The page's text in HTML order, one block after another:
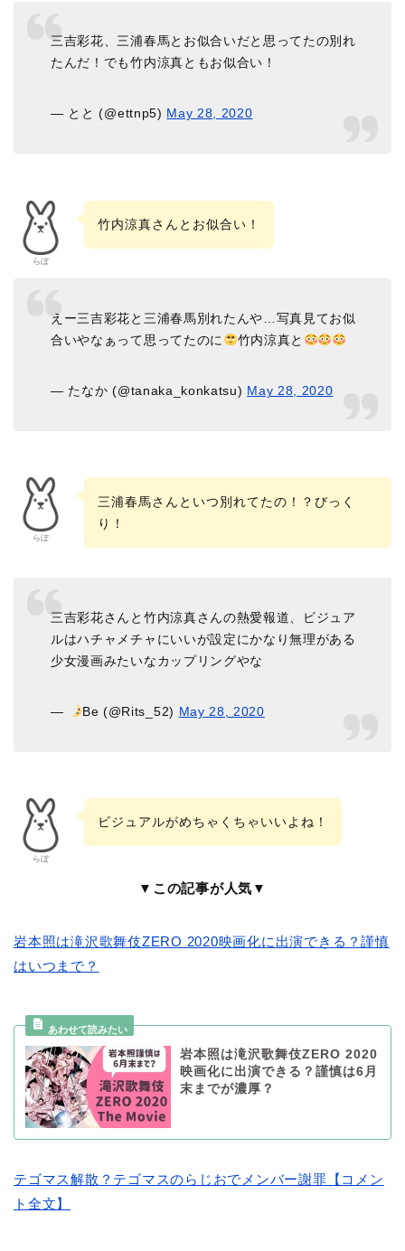
三吉彩花、三浦春馬とお似合いだと思ってたの別れ
たんだ！でも竹内涼真ともお似合い！
— とと (@ettnp5) May 28, 2020
らぼ
竹内涼真さんとお似合い！
えー三吉彩花と三浦春馬別れたんや…写真見てお似
合いやなぁって思ってたのに
竹内涼真と
— たなか (@tanaka_konkatsu) May 28, 2020
らぼ
三浦春馬さんといつ別れてたの！？びっく
り！
三吉彩花さんと竹内涼真さんの熱愛報道、ビジュア
ルはハチャメチャにいいが設定にかなり無理がある
少女漫画みたいなカップリングやな
— Be (@Rits_52) May 28, 2020
らぼ
ビジュアルがめちゃくちゃいいよね！
▼この記事が人気▼
岩本照は滝沢歌舞伎ZERO 2020映画化に出演できる？謹慎
はいつまで？
岩本照は滝沢歌舞伎ZERO 2020
映画化に出演できる？謹慎は6月
末までが濃厚？
テゴマス解散？テゴマスのらじおでメンバー謝罪【コメン
ト全文】